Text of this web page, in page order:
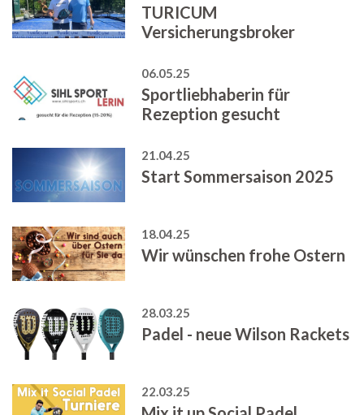
TURICUM
Versicherungsbroker
06.05.25
Sportliebhaberin für
Rezeption gesucht
21.04.25
Start Sommersaison 2025
18.04.25
Wir wünschen frohe Ostern
28.03.25
Padel - neue Wilson Rackets
22.03.25